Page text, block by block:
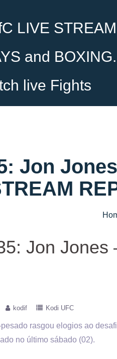
LIVE STREAM
and BOXING.
live Fights
Jon
Jon Jones
kodif Kodi UFC
rasgou elogios ao
no último sábado (02).